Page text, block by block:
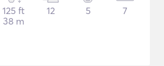
125 ft
38 m
12 5 7